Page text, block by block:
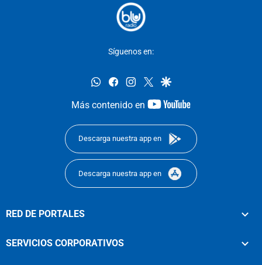
Síguenos en:
whatsappfacebookinstagram
twittergoogle
Más contenido en
youtube-
Descarga nuestra app en
Descarga nuestra app en
RED DE PORTALES
SERVICIOS CORPORATIVOS